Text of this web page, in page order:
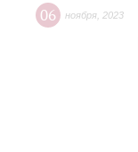
06 ноября 2023